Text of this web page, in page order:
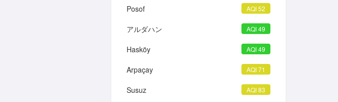
Posof AQI 52
アルダハン AQI 49
Hasköy AQI 49
Arpaçay AQI 71
Susuz AQI 83